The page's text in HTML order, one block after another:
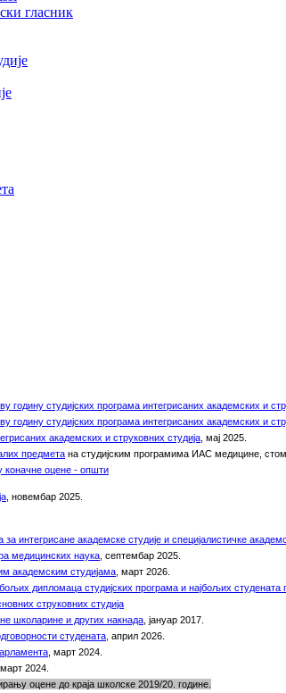
гласник
годину студијских програма интегрисаних академских и
годину студијских програма интегрисаних академских и
академских и струковних студија мај 2025.
предмета на студијским програмима ИАС медицине,
оцене - општи
, новембар 2025.
интегрисане академске студије и специјалистичке
медицинских наука , септембар 2025.
академским студијама март 2026.
дипломаца студијских програма и најбољих студената
струковних студија
школарине и других накнада јануар 2017.
студената, април 2026.
, март 2024.
март 2024.
оцене до краја школске 2019/20. године.